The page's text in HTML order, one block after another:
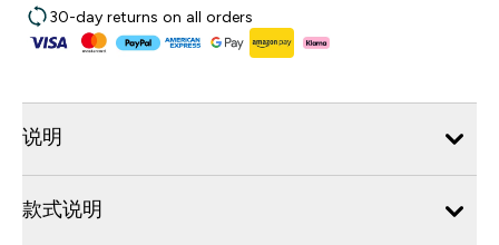
30-day returns on all orders
说明
款式说明